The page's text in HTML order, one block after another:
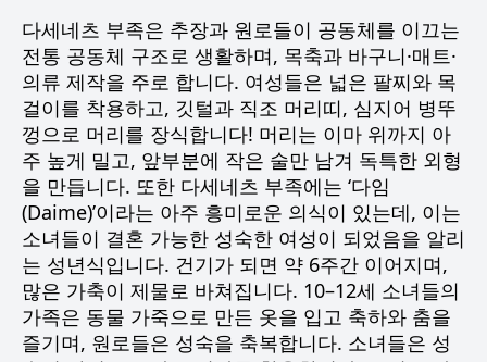
다세네츠 부족은 추장과 원로들이 공동체를 이끄는
전통 공동체 구조로 생활하며, 목축과 바구니·매트·
의류 제작을 주로 합니다. 여성들은 넓은 팔찌와 목
걸이를 착용하고, 깃털과 직조 머리띠, 심지어 병뚜
껑으로 머리를 장식합니다! 머리는 이마 위까지 아
주 높게 밀고, 앞부분에 작은 술만 남겨 독특한 외형
을 만듭니다. 또한 다세네츠 부족에는 ‘다임
(Daime)’이라는 아주 흥미로운 의식이 있는데, 이는
소녀들이 결혼 가능한 성숙한 여성이 되었음을 알리
는 성년식입니다. 건기가 되면 약 6주간 이어지며,
많은 가축이 제물로 바쳐집니다. 10–12세 소녀들의
가족은 동물 가죽으로 만든 옷을 입고 축하와 춤을
즐기며, 원로들은 성숙을 축복합니다. 소녀들은 성